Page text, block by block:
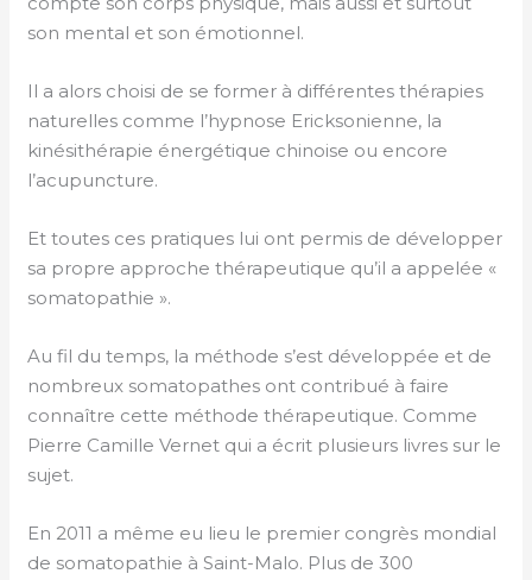
son mental et son émotionnel.
Il a alors choisi de se former à différentes thérapies
naturelles comme l’hypnose Ericksonienne, la
kinésithérapie énergétique chinoise ou encore
l’acupuncture.
Et toutes ces pratiques lui ont permis de développer
sa propre approche thérapeutique qu’il a appelée «
somatopathie ».
Au fil du temps, la méthode s’est développée et de
nombreux somatopathes ont contribué à faire
connaître cette méthode thérapeutique. Comme
Pierre Camille Vernet qui a écrit plusieurs livres sur le
sujet.
En 2011 a même eu lieu le premier congrès mondial
de somatopathie à Saint-Malo. Plus de 300